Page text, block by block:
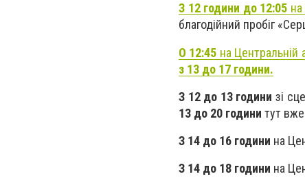
З 12 години до 12:05
благодійний пробіг
О 12:45 на Центральній
з 13 до 17 години.
З 12 до 13 години зі
13 до 20 години тут
З 14 до 16 години на
З 14 до 18 години на